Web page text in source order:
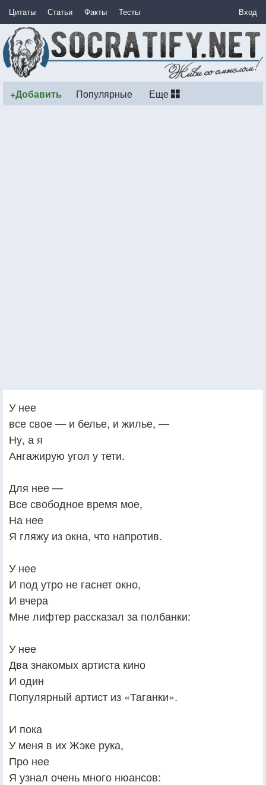
Цитаты Статьи Факты Тесты Вход
+Добавить Популярные Еще
У нее
все свое — и белье, и жилье, —
Ну, а я
Ангажирую угол у тети.
Для нее —
Все свободное время мое,
На нее
Я гляжу из окна, что напротив.
У нее
И под утро не гаснет окно,
И вчера
Мне лифтер рассказал за полбанки:
У нее
Два знакомых артиста кино
И один
Популярный артист из «Таганки».
И пока
У меня в их Жэке рука,
Про нее
Я узнал очень много нюансов: